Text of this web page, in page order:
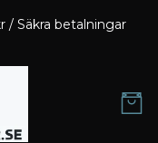
/ Säkra betalningar